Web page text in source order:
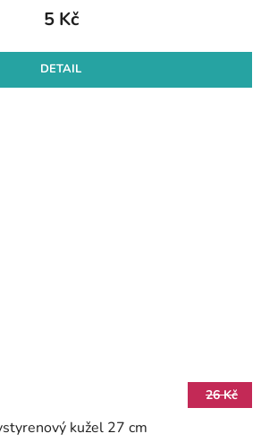
5 Kč
DETAIL
26 Kč
kužel 27 cm